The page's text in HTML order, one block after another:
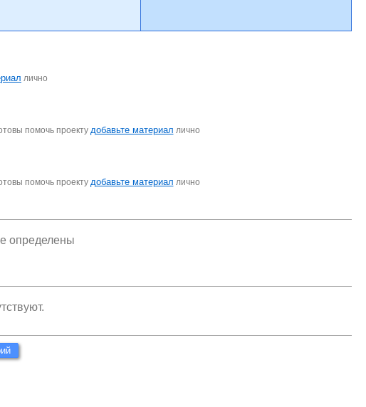
лично
помочь проекту добавьте материал лично
помочь проекту добавьте материал лично
определены